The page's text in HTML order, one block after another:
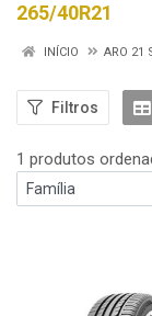
265/40R21
INÍCIO ARO 21
Filtros
1 produtos